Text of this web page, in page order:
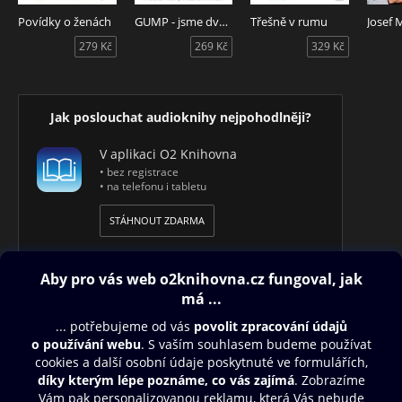
Povídky o ženách
279 Kč
GUMP - jsme dvojka
269 Kč
Třešně v rumu
329 Kč
Jak poslouchat audioknihy nejpohodlněji?
V aplikaci O2 Knihovna
• bez registrace
• na telefonu i tabletu
STÁHNOUT ZDARMA
Obsah ke stažení
Moje O2 Knihovna